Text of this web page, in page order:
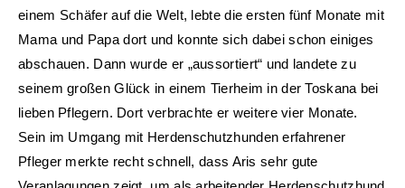
einem Schäfer auf die Welt, lebte die ersten fünf Monate mit
Mama und Papa dort und konnte sich dabei schon einiges
abschauen. Dann wurde er „aussortiert“ und landete zu
seinem großen Glück in einem Tierheim in der Toskana bei
lieben Pflegern. Dort verbrachte er weitere vier Monate.
Sein im Umgang mit Herdenschutzhunden erfahrener
Pfleger merkte recht schnell, dass Aris sehr gute